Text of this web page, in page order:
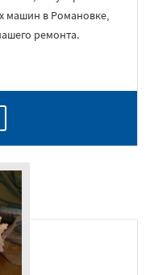
машин в Романовке,
ремонта.